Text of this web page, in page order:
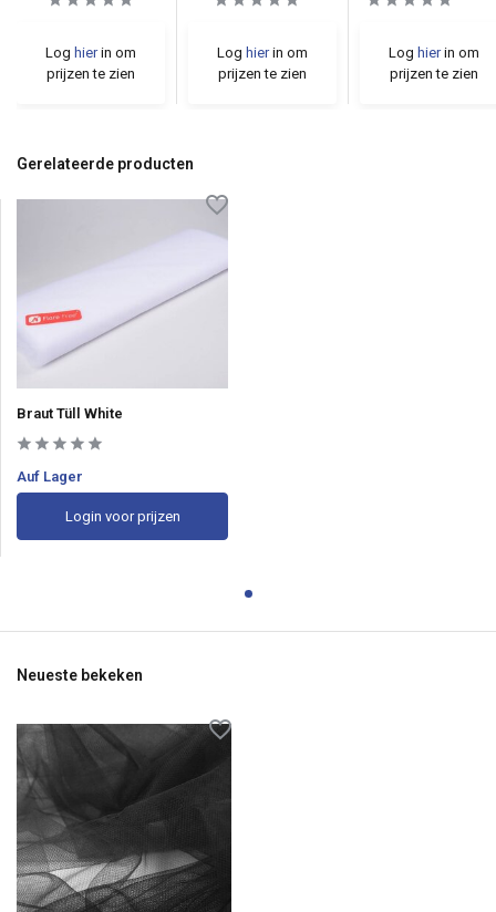
Log hierin om
prijzen te zien
Log hierin om
prijzen te zien
Log hierin om
prijzen te zien
Gerelateerde producten
Braut Tüll White
Auf Lager
Login voor prijzen
Neueste bekeken